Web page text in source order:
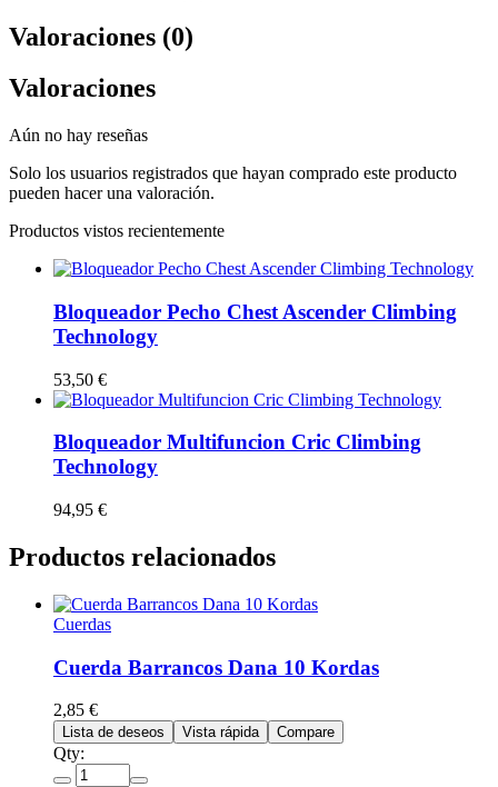
Valoraciones (0)
Valoraciones
Aún no hay reseñas
Solo los usuarios registrados que hayan comprado este producto
pueden hacer una valoración.
Productos vistos recientemente
Bloqueador Pecho Chest Ascender Climbing
Technology
53,50 €
Bloqueador Multifuncion Cric Climbing
Technology
94,95 €
Productos relacionados
Cuerdas
Cuerda Barrancos Dana 10 Kordas
2,85 €
Lista de deseos Vista rápida Compare
Qty: